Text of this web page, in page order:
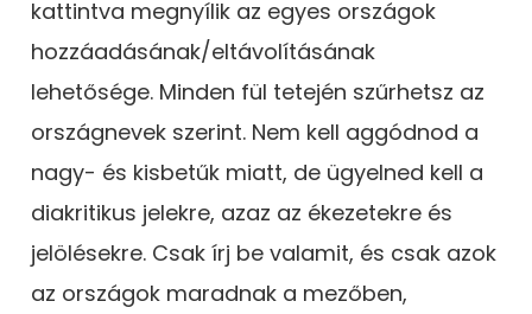
kattintva megnyílik az egyes országok
hozzáadásának/eltávolításának
lehetősége. Minden fül tetején szűrhetsz az
országnevek szerint. Nem kell aggódnod a
nagy- és kisbetűk miatt, de ügyelned kell a
diakritikus jelekre, azaz az ékezetekre és
jelölésekre. Csak írj be valamit, és csak azok
az országok maradnak a mezőben,